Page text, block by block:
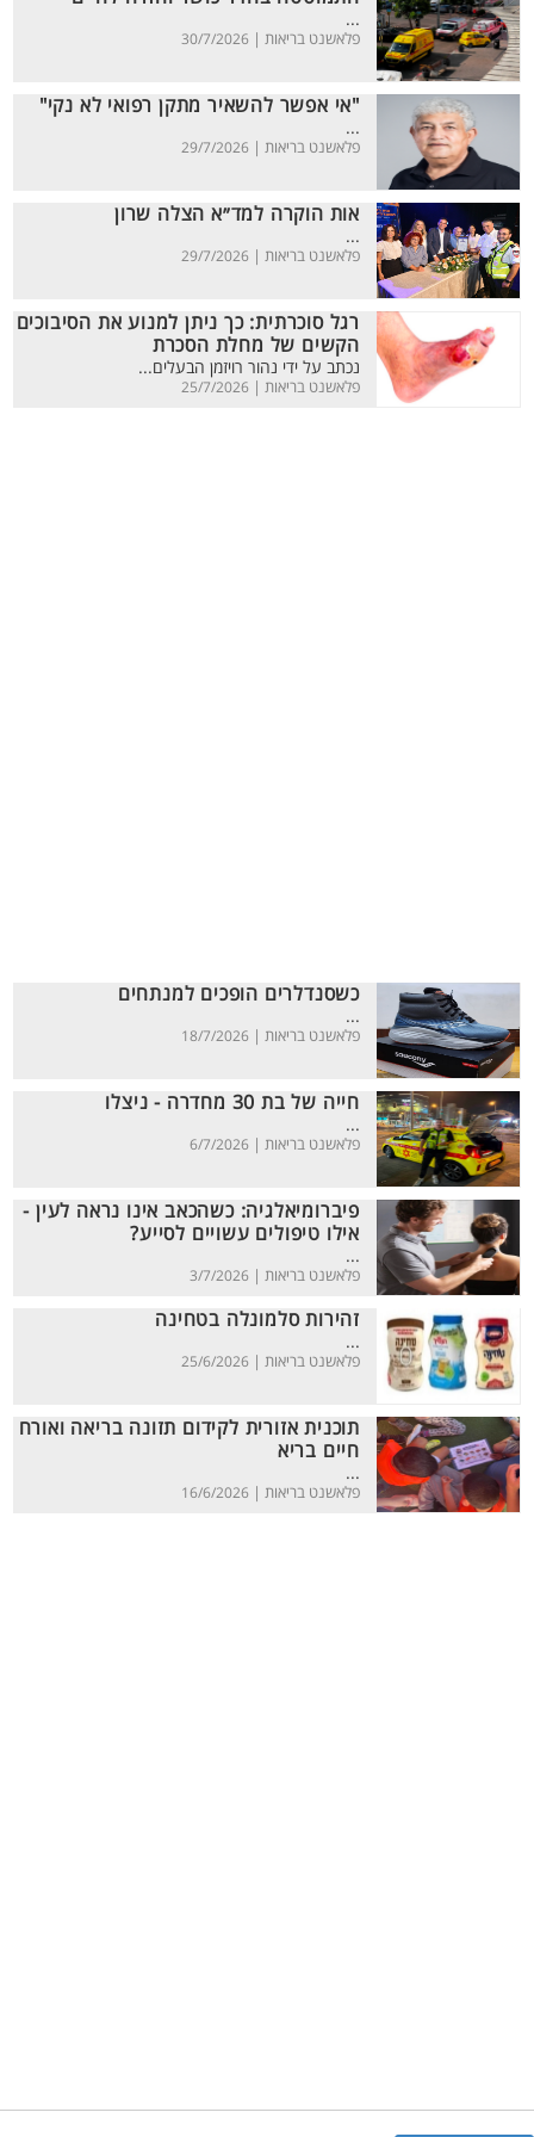
...
פלאשנט בריאות | 30/7/2026
"אי אפשר להשאיר מתקן רפואי לא נקי"
...
פלאשנט בריאות | 29/7/2026
אות הוקרה למד״א הצלה שרון
...
פלאשנט בריאות | 29/7/2026
רגל סוכרתית: כך ניתן למנוע את הסיבוכים
הקשים של מחלת הסכרת
נכתב על ידי נהור רויזמן הבעלים...
פלאשנט בריאות | 25/7/2026
כשסנדלרים הופכים למנתחים
...
פלאשנט בריאות | 18/7/2026
חייה של בת 30 מחדרה - ניצלו
...
פלאשנט בריאות | 6/7/2026
פיברומיאלגיה: כשהכאב אינו נראה לעין -
אילו טיפולים עשויים לסייע?
...
פלאשנט בריאות | 3/7/2026
זהירות סלמונלה בטחינה
...
פלאשנט בריאות | 25/6/2026
תוכנית אזורית לקידום תזונה בריאה ואורח
חיים בריא
...
פלאשנט בריאות | 16/6/2026